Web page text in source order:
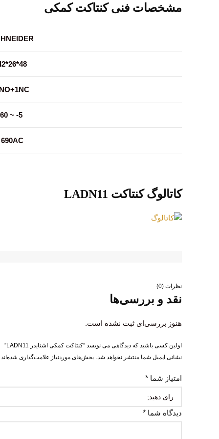
مشخصات فنی کنتاکت کمکی
48*26*42
5-
~
60
690AC
کاتالوگ کنتاکت LADN11
نظرات (0)
نقد و بررسی‌ها
هنوز بررسی‌ای ثبت نشده است.
اولین کسی باشید که دیدگاهی می نویسد “کنتاکت کمکی اشنایدر LADN11”
نشانی ایمیل شما منتشر نخواهد شد. بخش‌های موردنیاز علامت‌گذاری شده‌اند
امتیاز شما *
دیدگاه شما *